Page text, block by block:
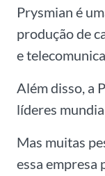
Prysmian é
produção de
e
Além disso, a
líderes
Mas muitas
essa empresa